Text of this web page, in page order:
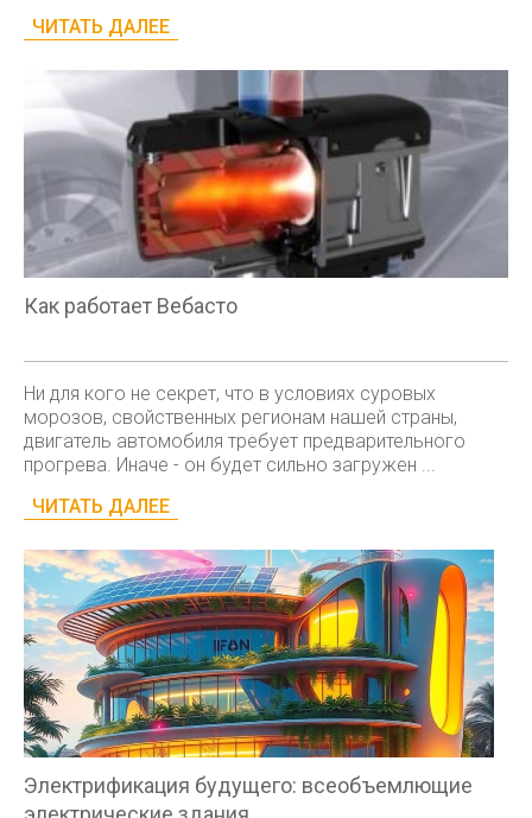
ЧИТАТЬ ДАЛЕЕ
Как работает Вебасто
Ни для кого не секрет, что в условиях суровых
морозов, свойственных регионам нашей страны,
двигатель автомобиля требует предварительного
прогрева. Иначе - он будет сильно загружен ...
ЧИТАТЬ ДАЛЕЕ
Электрификация будущего: всеобъемлющие